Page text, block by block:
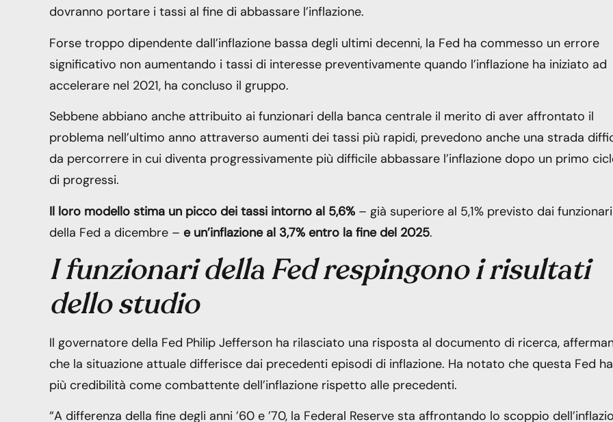
dovranno portare i tassi al fine di abbassare l’inflazione.
Forse troppo dipendente dall’inflazione bassa degli ultimi decenni, la Fed ha commesso un errore
significativo non aumentando i tassi di interesse preventivamente quando l’inflazione ha iniziato ad
accelerare nel 2021, ha concluso il gruppo.
Sebbene abbiano anche attribuito ai funzionari della banca centrale il merito di aver affrontato il
problema nell’ultimo anno attraverso aumenti dei tassi più rapidi, prevedono anche una strada
da percorrere in cui diventa progressivamente più difficile abbassare l’inflazione dopo un primo
di progressi.
Il loro modello stima un picco dei tassi intorno al 5,6% – già superiore al 5,1% previsto dai funzionari
della Fed a dicembre – e un’inflazione al 3,7% entro la fine del 2025.
I funzionari della Fed respingono i risultati
dello studio
Il governatore della Fed Philip Jefferson ha rilasciato una risposta al documento di ricerca,
che la situazione attuale differisce dai precedenti episodi di inflazione. Ha notato che questa Fed ha
più credibilità come combattente dell’inflazione rispetto alle precedenti.
“A differenza della fine degli anni ’60 e ’70, la Federal Reserve sta affrontando lo scoppio